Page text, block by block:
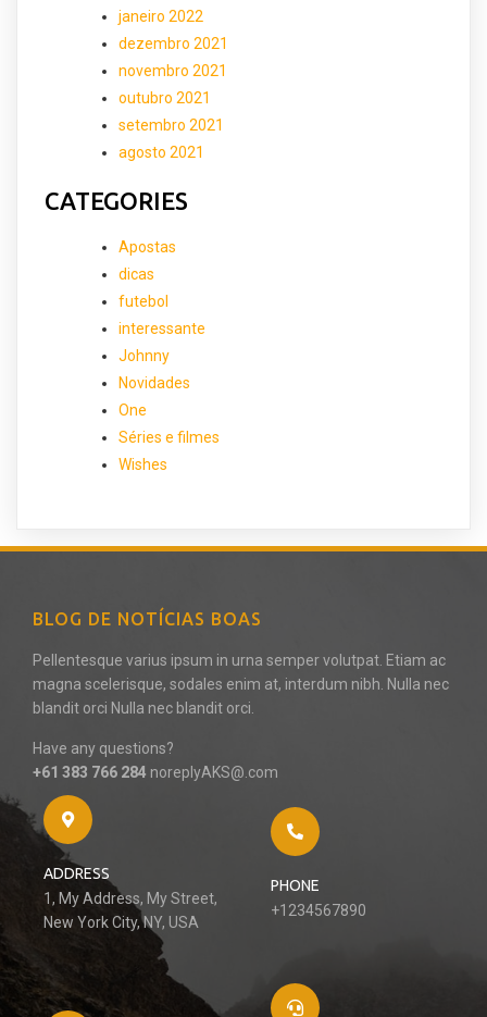
janeiro 2022
dezembro 2021
novembro 2021
outubro 2021
setembro 2021
agosto 2021
CATEGORIES
Apostas
dicas
futebol
interessante
Johnny
Novidades
One
Séries e filmes
Wishes
BLOG DE NOTÍCIAS BOAS
Pellentesque varius ipsum in urna semper volutpat. Etiam ac
magna scelerisque, sodales enim at, interdum nibh. Nulla nec
blandit orci Nulla nec blandit orci.
Have any questions?
+61 383 766 284 noreplyAKS@.com
ADDRESS
1, My Address, My Street,
New York City, NY, USA
PHONE
+1234567890